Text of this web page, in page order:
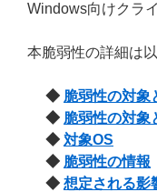
Windows向けクラ
本脆弱性の詳細は
◆ 脆弱性の対象
◆ 脆弱性の対象
◆ 対象OS
◆ 脆弱性の情報
◆ 想定される影